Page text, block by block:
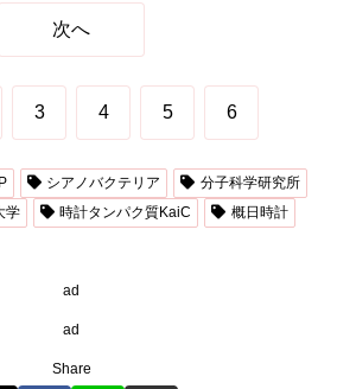
次へ
3 4 5 6
シアノバクテリア
分子科学研究所
学 時計タンパク質KaiC
概日時計
ad
ad
Share